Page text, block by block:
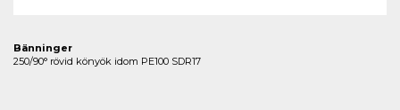
Bänninger
250/90° rövid könyök idom PE100 SDR17